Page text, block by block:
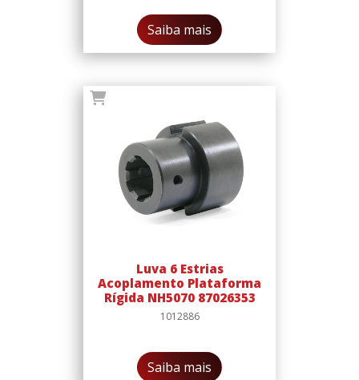
Saiba mais
Luva 6 Estrias
Acoplamento Plataforma
Rígida NH5070 87026353
1012886
Saiba mais